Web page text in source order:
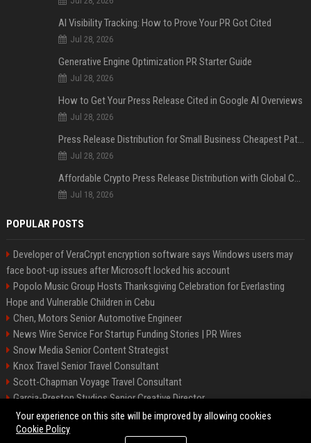
AI Visibility Tracking: How to Prove Your PR Got Cited
Jul 28, 2026
Generative Engine Optimization PR Starter Guide
Jul 28, 2026
How to Get Your Press Release Cited in Google AI Overviews
Jul 28, 2026
Press Release Distribution for Small Business Cheapest Path to Real Coverage
Jul 28, 2026
Affordable Crypto Press Release Distribution with Global Coverage
Jul 18, 2026
POPULAR POSTS
Developer of VeraCrypt encryption software says Windows users may
face boot-up issues after Microsoft locked his account
Popolo Music Group Hosts Thanksgiving Celebration for Everlasting
Hope and Vulnerable Children in Cebu
Chen, Motors Senior Automotive Engineer
News Wire Service For Startup Funding Stories | PR Wires
Snow Media Senior Content Strategist
Knox Travel Senior Travel Consultant
Scott-Chapman Voyage Travel Consultant
Garcia-Preston Studios Senior Creative Director
Chapman-Clements Vehicle Senior Automotive Engineer
Your experience on this site will be improved by allowing cookies
Cookie Policy